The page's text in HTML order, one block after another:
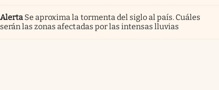
Alerta Se aproxima la tormenta del siglo al país. Cuáles
serán las zonas afectadas por las intensas lluvias